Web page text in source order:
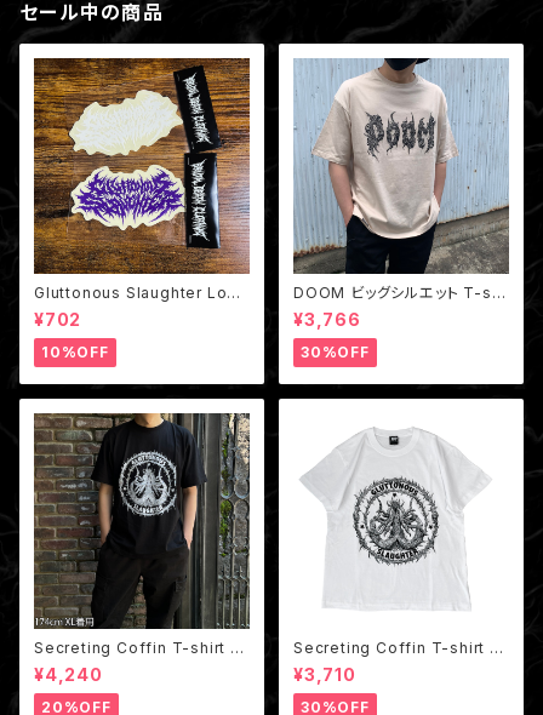
セール中の商品
Gluttonous Slaughter Logo
Big Sticker /クリアステッカー
¥702
10%OFF
DOOM ビッグシルエット T-shi
rt Beige
¥3,766
30%OFF
Secreting Coffin T-shirt Bl
ack
¥4,240
20%OFF
Secreting Coffin T-shirt W
hite
¥3,710
30%OFF